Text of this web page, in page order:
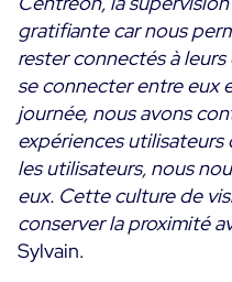
gratifiante car nous
rester connectés à
se connecter entre eux
journée, nous avons
expériences
les utilisateurs, nous
eux. Cette culture de
conserver la proximité
Sylvain.